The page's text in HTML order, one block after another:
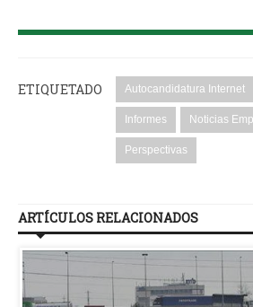
ETIQUETADO Autocandidatura Internet
Informes Noticias
Perspectivas
ARTÍCULOS RELACIONADOS